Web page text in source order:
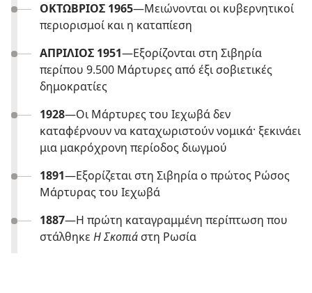
ΟΚΤΩΒΡΙΟΣ 1965—Μειώνονται οι κυβερνητικοί
περιορισμοί και η καταπίεση
ΑΠΡΙΛΙΟΣ 1951—Εξορίζονται στη Σιβηρία
περίπου 9.500 Μάρτυρες από έξι σοβιετικές
δημοκρατίες
1928—Οι Μάρτυρες του Ιεχωβά δεν
καταφέρνουν να καταχωριστούν νομικά· ξεκινάει
μια μακρόχρονη περίοδος διωγμού
1891—Εξορίζεται στη Σιβηρία ο πρώτος Ρώσος
Μάρτυρας του Ιεχωβά
1887—Η πρώτη καταγραμμένη περίπτωση που
στάλθηκε Η Σκοπιά στη Ρωσία